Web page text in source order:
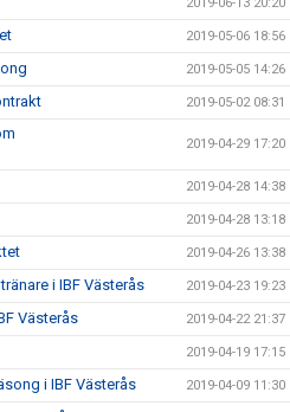
2019-05-06 18:56
2019-05-05 14:26
2019-05-02 08:31
2019-04-29 17:20
2019-04-28 14:38
2019-04-28 13:18
2019-04-26 13:38
i IBF Västerås 2019-04-23 19:23
Västerås 2019-04-22 21:37
2019-04-19 17:15
i IBF Västerås 2019-04-09 11:30